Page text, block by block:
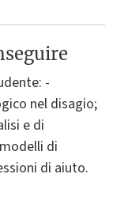
-
nel disagio;
e di
di
di aiuto.